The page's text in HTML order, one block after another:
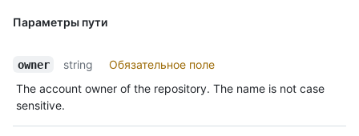
Параметры пути
owner string
Обязательное поле
The account owner of the repository. The name is not case
sensitive.